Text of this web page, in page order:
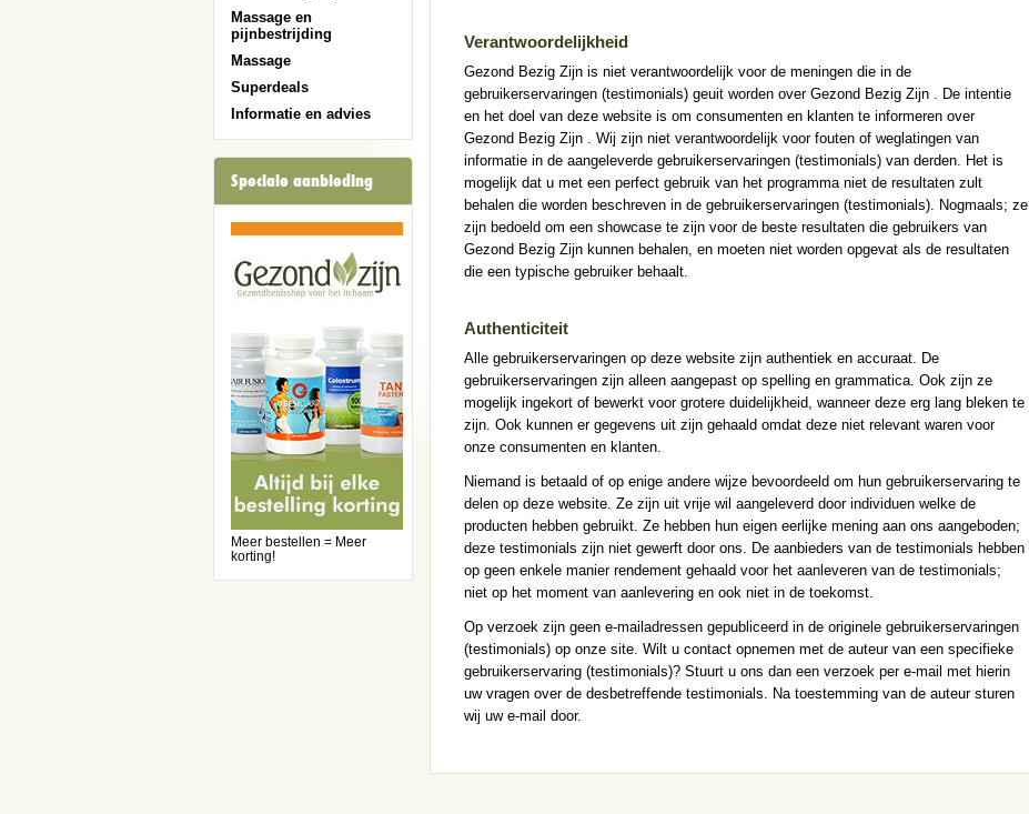
Massage en
pijnbestrijding
Massage
Superdeals
Informatie en advies
Speciale aanbieding
Meer bestellen = Meer
korting!
Verantwoordelijkheid
Gezond Bezig Zijn is niet verantwoordelijk voor de meningen die in de
gebruikerservaringen (testimonials) geuit worden over Gezond Bezig Zijn . De intentie
en het doel van deze website is om consumenten en klanten te informeren over
Gezond Bezig Zijn . Wij zijn niet verantwoordelijk voor fouten of weglatingen van
informatie in de aangeleverde gebruikerservaringen (testimonials) van derden. Het is
mogelijk dat u met een perfect gebruik van het programma niet de resultaten zult
behalen die worden beschreven in de gebruikerservaringen (testimonials). Nogmaals; ze
zijn bedoeld om een showcase te zijn voor de beste resultaten die gebruikers van
Gezond Bezig Zijn kunnen behalen, en moeten niet worden opgevat als de resultaten
die een typische gebruiker behaalt.
Authenticiteit
Alle gebruikerservaringen op deze website zijn authentiek en accuraat. De
gebruikerservaringen zijn alleen aangepast op spelling en grammatica. Ook zijn ze
mogelijk ingekort of bewerkt voor grotere duidelijkheid, wanneer deze erg lang bleken te
zijn. Ook kunnen er gegevens uit zijn gehaald omdat deze niet relevant waren voor
onze consumenten en klanten.
Niemand is betaald of op enige andere wijze bevoordeeld om hun gebruikerservaring te
delen op deze website. Ze zijn uit vrije wil aangeleverd door individuen welke de
producten hebben gebruikt. Ze hebben hun eigen eerlijke mening aan ons aangeboden;
deze testimonials zijn niet gewerft door ons. De aanbieders van de testimonials hebben
op geen enkele manier rendement gehaald voor het aanleveren van de testimonials;
niet op het moment van aanlevering en ook niet in de toekomst.
Op verzoek zijn geen e-mailadressen gepubliceerd in de originele gebruikerservaringen
(testimonials) op onze site. Wilt u contact opnemen met de auteur van een specifieke
gebruikerservaring (testimonials)? Stuurt u ons dan een verzoek per e-mail met hierin
uw vragen over de desbetreffende testimonials. Na toestemming van de auteur sturen
wij uw e-mail door.